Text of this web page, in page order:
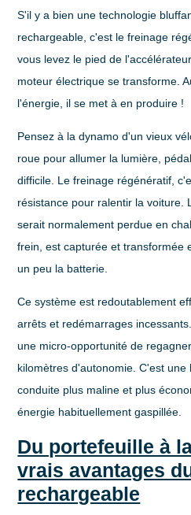
S'il y a bien une technologie
rechargeable , c'est le freinage
vous levez le pied de
moteur électrique se transforme.
l'énergie, il se met à en produire !
Pensez à la dynamo d'un vieux
roue pour allumer la lumière,
difficile. Le freinage régénératif,
résistance pour ralentir la voiture.
serait normalement perdue en
frein, est capturée et transformée
un peu la batterie.
Ce système est redoutablement
arrêts et redémarrages
une micro-opportunité de
kilomètres d'autonomie. C'est
conduite plus maline et plus
énergie habituellement gaspillée.
Du portefeuille à
vrais avantages
rechargeable